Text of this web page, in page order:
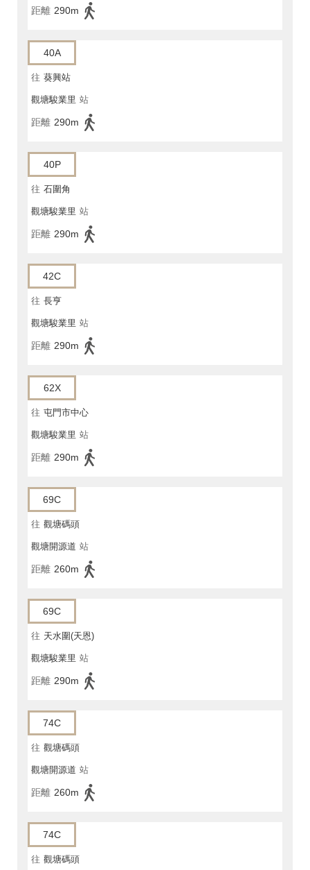
距離 290m
40A
往 葵興站
觀塘駿業里 站
距離 290m
40P
往 石圍角
觀塘駿業里 站
距離 290m
42C
往 長亨
觀塘駿業里 站
距離 290m
62X
往 屯門市中心
觀塘駿業里 站
距離 290m
69C
往 觀塘碼頭
觀塘開源道 站
距離 260m
69C
往 天水圍(天恩)
觀塘駿業里 站
距離 290m
74C
往 觀塘碼頭
觀塘開源道 站
距離 260m
74C
往 觀塘碼頭